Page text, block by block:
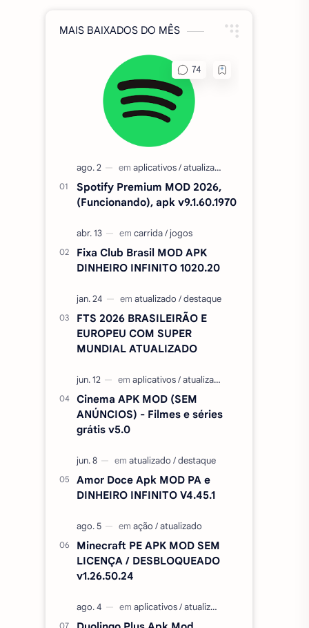
MAIS BAIXADOS DO MÊS
Spotify Premium MOD 2026,
(Funcionando), apk v9.1.60.1970
Fixa Club Brasil MOD APK
DINHEIRO INFINITO 1020.20
FTS 2026 BRASILEIRÃO E
EUROPEU COM SUPER
MUNDIAL ATUALIZADO
Cinema APK MOD (SEM
ANÚNCIOS) - Filmes e séries
grátis v5.0
Amor Doce Apk MOD PA e
DINHEIRO INFINITO V4.45.1
Minecraft PE APK MOD SEM
LICENÇA / DESBLOQUEADO
v1.26.50.24